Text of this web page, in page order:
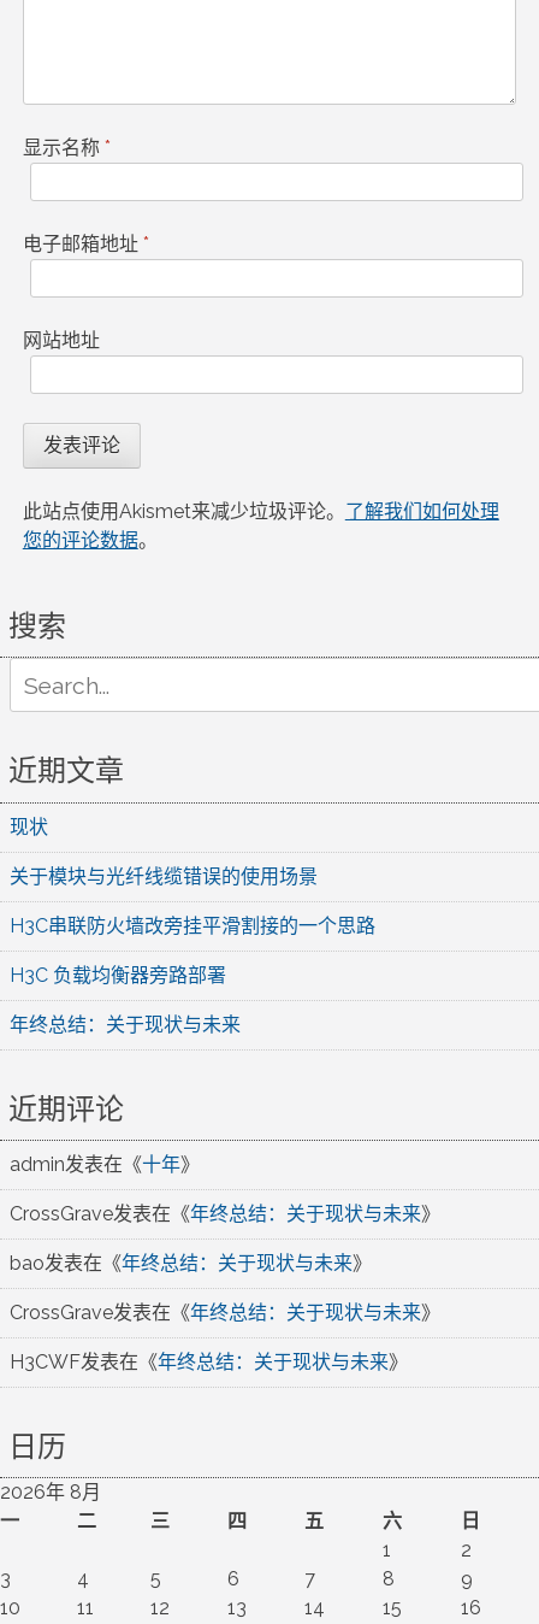
显示名称 *
电子邮箱地址 *
网站地址
此站点使用Akismet来减少垃圾评论。 了解我们如何处理
您的评论数据。
搜索
for:
近期文章
现状
关于模块与光纤线缆错误的使用场景
H3C串联防火墙改旁挂平滑割接的一个思路
H3C 负载均衡器旁路部署
年终总结：关于现状与未来
近期评论
admin发表在《十年》
CrossGrave发表在《年终总结：关于现状与未来》
bao发表在《年终总结：关于现状与未来》
CrossGrave发表在《年终总结：关于现状与未来》
H3CWF发表在《年终总结：关于现状与未来》
日历
2026年 8月
一
二 三 四 五 六
日
1
2
3
4 5 6 7 8
9
10
11 12 13 14 15
16